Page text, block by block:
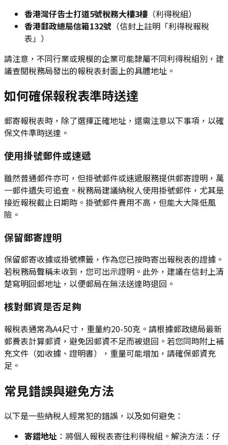
香港灣仔告士打道5號稅務大樓3樓 （利得稅組）
香港郵政總局信箱132號 （信封上註明「利得稅報稅
表」）
請注意，不同行業或規模的企業可能隸屬不同利得稅組別，建
議查閱稅務局發出的報稅表封面上的具體地址。
如何確保報稅表準時送達
郵寄報稅表時，除了選擇正確地址，還需注意以下事項，以確
保文件準時送達。
使用掛號郵件或速遞
雖然普通郵件亦可，但掛號郵件或速遞服務提供郵寄證明，萬
一郵件遺失可追查。稅務局建議納稅人使用掛號郵件，尤其是
接近報稅截止日期時。掛號郵件費用不高，但能大大降低風
險。
保留郵寄證明
保留郵寄收據或掛號標籤，作為您已按時寄出報稅表的證據。
若稅務局聲稱未收到，您可出示證明。此外，建議在信封上清
楚寫明回郵地址，以便郵局在無法送達時退回。
核對郵資是否足夠
報稅表通常為A4尺寸，重量約20-50克。請根據郵政總局最新
郵費表計算郵資，避免因郵資不足而被退回。若您同時附上補
充文件（如收據、證明書），重量可能增加，請確保郵資充
足。
常見錯誤與避免方法
以下是一些納稅人經常犯的錯誤，以及如何避免：
寄錯地址 ：將個人報稅表寄往利得稅組。解決方法：仔